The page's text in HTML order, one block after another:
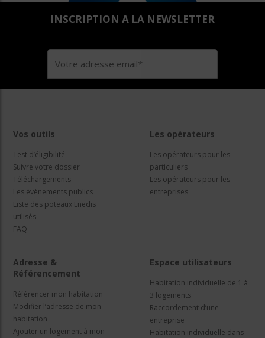
INSCRIPTION A LA NEWSLETTER
Vos outils
Test d’éligibilité
Suivre votre dossier
Téléchargements
Les évènements publics
Liste des poteaux Enedis
utilisés
FAQ
Les opérateurs
Les opérateurs pour les
particuliers
Les opérateurs pour les
entreprises
Adresse &
Référencement
Référencer mon habitation
Modifier l’adresse de mon
habitation
Ajouter un logement à mon
Espace utilisateurs
Habitation individuelle de 1 à
3 logements
Raccordement d’une
entreprise
Habitation individuelle dans